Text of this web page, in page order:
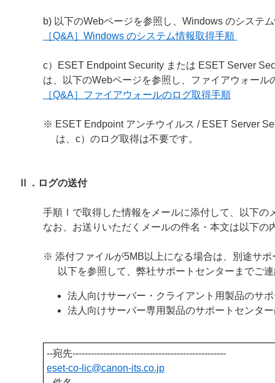
b) 以下のWebページを参照し、Windows のシステ
［Q&A］Windows のシステム情報取得手順
c）ESET Endpoint Security または ESET Server
は、以下のWebページを参照し、ファイアウォール
［Q&A］ファイアウォールのログ取得手順
※ ESET Endpoint アンチウイルス / ESET Server
は、c）のログ取得は不要です。
Ⅱ．ログの送付
手順Ⅰで取得した情報をメールに添付して、以下の
なお、お送りいただくメールの件名・本文は以下の
※ 添付ファイルが5MB以上になる場合は、別途サ
以下を参照して、弊社サポートセンターまでご
法人向けサーバー・クライアント用製品のサ
法人向けサーバー専用製品のサポートセンタ
--宛先--------------------------------------------------
eset-co-lic@canon-its.co.jp